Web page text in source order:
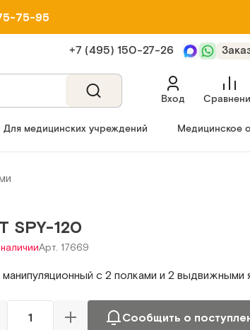
75-95
+7 (495) 150‑27‑26
Вход
Для медицинских учреждений Медицинское
SPY-120
Арт. 17669
с 2 полками и 2 выдвижными
Сообщить о